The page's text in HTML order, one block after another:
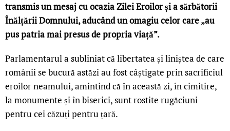
transmis un mesaj cu ocazia Zilei Eroilor și a sărbătorii
Înălțării Domnului, aducând un omagiu celor care „au
pus patria mai presus de propria viață”.
Parlamentarul a subliniat că libertatea și liniștea de care
românii se bucură astăzi au fost câștigate prin sacrificiul
eroilor neamului, amintind că în această zi, în cimitire,
la monumente și în biserici, sunt rostite rugăciuni
pentru cei căzuți pentru țară.